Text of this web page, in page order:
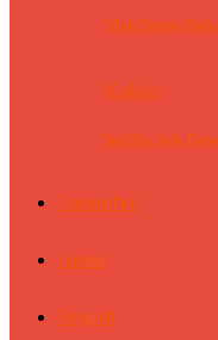
Mak Sigun,
Kuliner
Ini Dia Sob,
Transportasi
Layanan
Fotografi